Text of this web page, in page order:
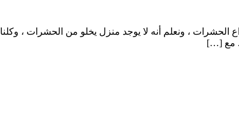
، ونعلم أنه لا يوجد منزل يخلو من الحشرات ،
مع […]